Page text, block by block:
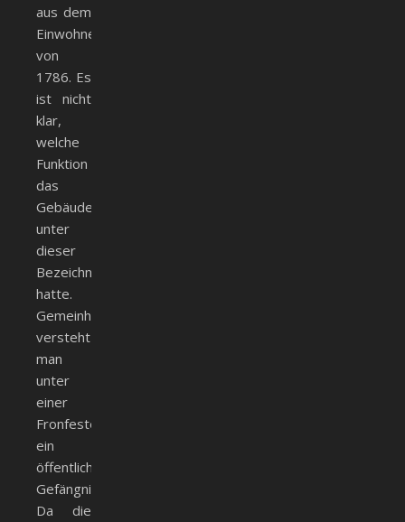
aus dem
Einwohnerverzeichnis
von
1786. Es
ist nicht
klar,
welche
Funktion
das
Gebäude
unter
dieser
Bezeichnung
hatte.
Gemeinhin
versteht
man
unter
einer
Fronfeste
ein
öffentliches
Gefängnis.
Da die